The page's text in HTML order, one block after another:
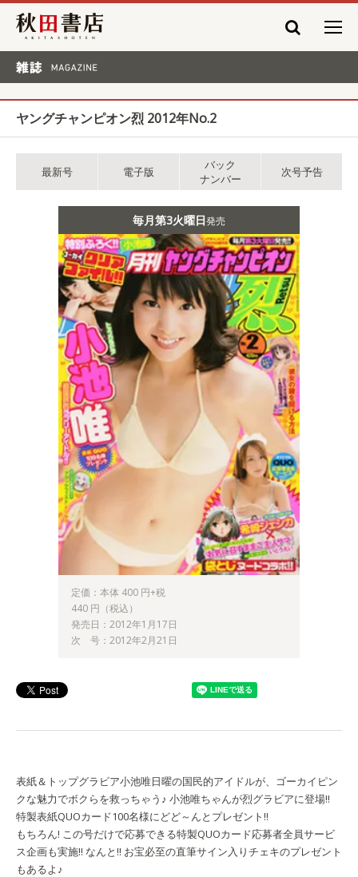
秋田書店
ヤングチャンピオン烈 2012年No.2
最新号 電子版
バック
ナンバー
次号予告
毎月第3火曜日発売
定価：本体 400 円+税
440 円（税込）
発売日：2012年1月17日
次 号：2012年2月21日
表紙＆トップグラビア小池唯日曜の国民的アイドルが、ゴーカイピン
クな魅力でボクらを救っちゃう♪ 小池唯ちゃんが烈グラビアに登場!!
特製表紙QUOカード100名様にどど～んとプレゼント!!
もちろん! この号だけで応募できる特製QUOカード応募者全員サービ
ス企画も実施!! なんと!! お宝必至の直筆サイン入りチェキのプレゼント
もあるよ♪